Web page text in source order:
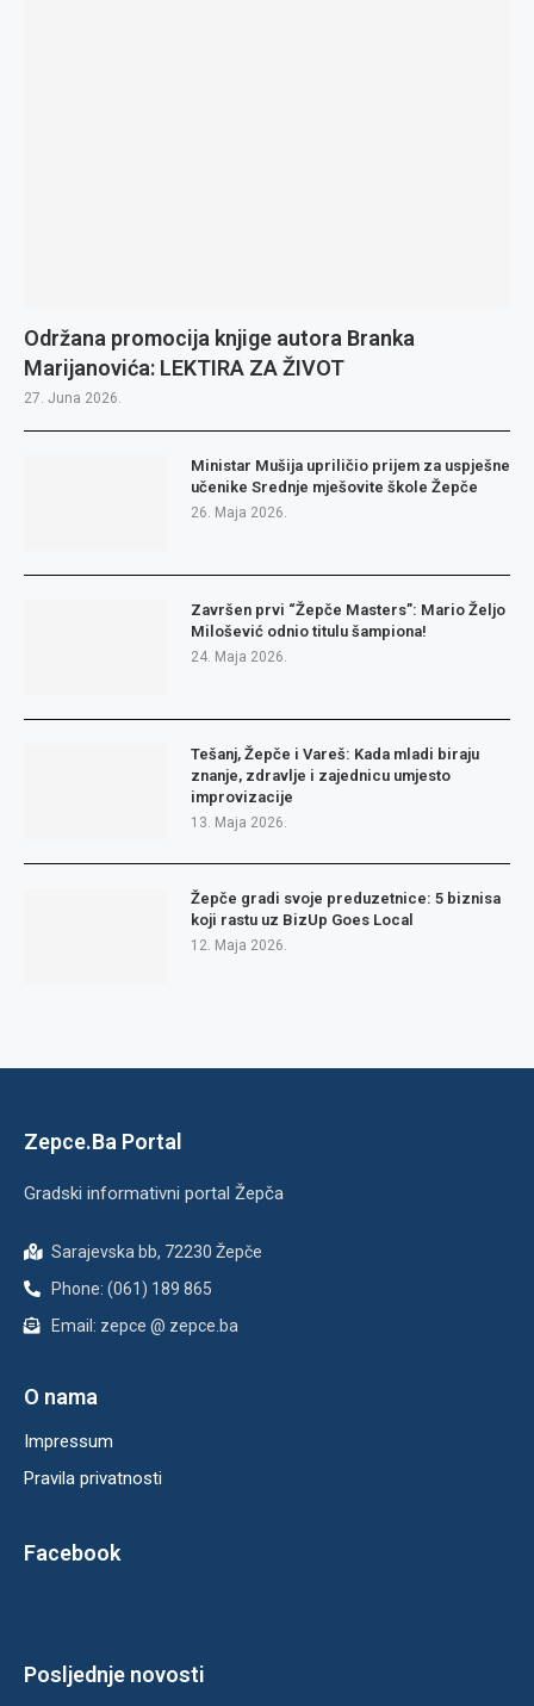
Održana promocija knjige autora Branka
Marijanovića: LEKTIRA ZA ŽIVOT
27. Juna 2026.
Ministar Mušija upriličio prijem za uspješne
učenike Srednje mješovite škole Žepče
26. Maja 2026.
Završen prvi “Žepče Masters”: Mario Željo
Milošević odnio titulu šampiona!
24. Maja 2026.
Tešanj, Žepče i Vareš: Kada mladi biraju
znanje, zdravlje i zajednicu umjesto
improvizacije
13. Maja 2026.
Žepče gradi svoje preduzetnice: 5 biznisa
koji rastu uz BizUp Goes Local
12. Maja 2026.
Zepce.Ba Portal
Gradski informativni portal Žepča
Sarajevska bb, 72230 Žepče
Phone: (061) 189 865
Email: zepce @ zepce.ba
O nama
Impressum
Pravila privatnosti
Facebook
Posljednje novosti